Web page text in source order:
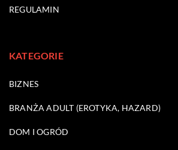
REGULAMIN
KATEGORIE
BIZNES
BRANŻA ADULT (EROTYKA, HAZARD)
DOM I OGRÓD